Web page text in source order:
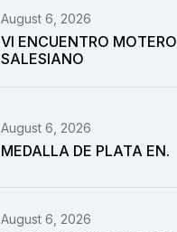
August 6, 2026
VI ENCUENTRO MOTERO
SALESIANO
August 6, 2026
MEDALLA DE PLATA EN.
August 6, 2026